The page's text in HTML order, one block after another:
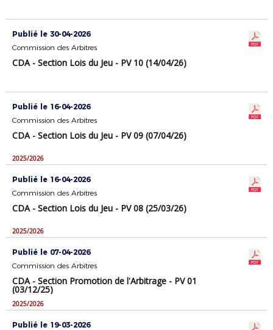
Publié le 30-04-2026
Commission des Arbitres
CDA - Section Lois du Jeu - PV 10 (14/04/26)
Publié le 16-04-2026
Commission des Arbitres
CDA - Section Lois du Jeu - PV 09 (07/04/26)
2025/2026
Publié le 16-04-2026
Commission des Arbitres
CDA - Section Lois du Jeu - PV 08 (25/03/26)
2025/2026
Publié le 07-04-2026
Commission des Arbitres
CDA - Section Promotion de l'Arbitrage - PV 01
(03/12/25)
2025/2026
Publié le 19-03-2026